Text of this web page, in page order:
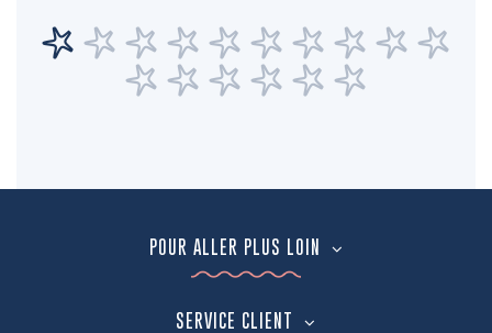
POUR ALLER PLUS LOIN
SERVICE CLIENT